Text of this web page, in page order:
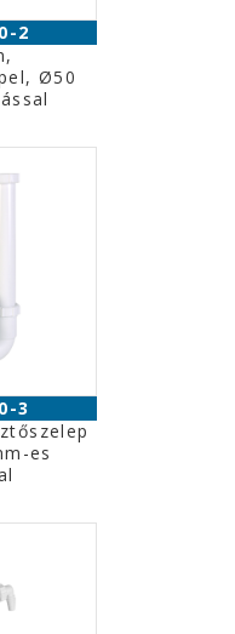
2
Ø50
3
es